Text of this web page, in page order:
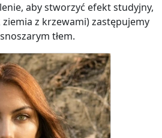
aby stworzyć efekt studyjny,
ziemia z krzewami) zastępujemy
tłem.